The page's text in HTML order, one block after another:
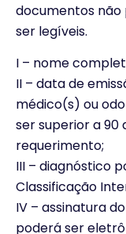
documentos
ser legíveis.
I – nome
II – data de
médico(s) ou
ser superior a 90
requerimento;
III – diagnóstico
Classificação
IV – assinatura
poderá ser